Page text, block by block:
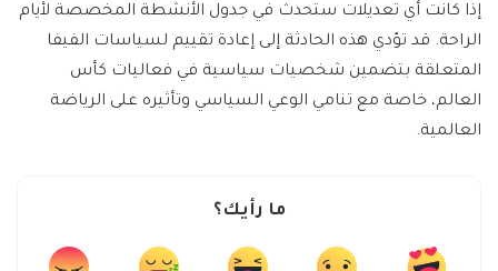
إذا كانت أي تعديلات ستحدث في جدول الأنشطة المخصصة لأيام
الراحة. قد تؤدي هذه الحادثة إلى إعادة تقييم لسياسات الفيفا
المتعلقة بتضمين شخصيات سياسية في فعاليات كأس
العالم، خاصة مع تنامي الوعي السياسي وتأثيره على الرياضة
العالمية.
ما رأيك؟